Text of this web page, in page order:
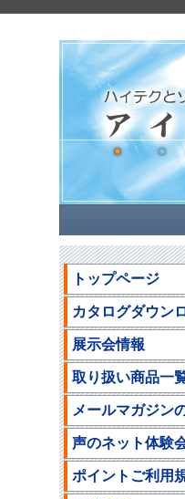
トップページ
カタログダウン
展示会情報
取り扱い商品一
メールマガジン
声のネット体験
ポイントご利用